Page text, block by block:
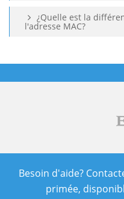
¿Quelle est la
l'adresse MAC?
Besoin d'aide?
primée,